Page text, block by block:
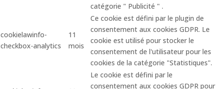
catégorie " Publicité " .
cookielawinfo-
checkbox-analytics
11
mois
Ce cookie est défini par le plugin de
consentement aux cookies GDPR. Le
cookie est utilisé pour stocker le
consentement de l'utilisateur pour les
cookies de la catégorie "Statistiques".
Le cookie est défini par le
consentement aux cookies GDPR pour